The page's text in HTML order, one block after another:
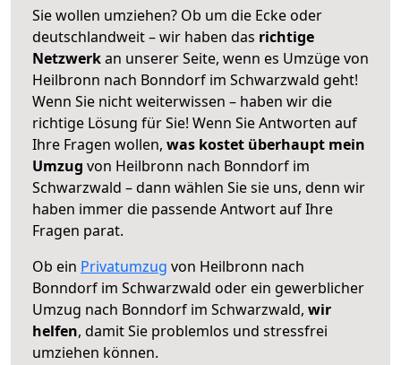
Sie wollen umziehen? Ob um die Ecke oder
deutschlandweit – wir haben das richtige
Netzwerkan unserer Seite, wenn es Umzüge von
Heilbronn nach Bonndorf im Schwarzwald geht!
Wenn Sie nicht weiterwissen – haben wir die
richtige Lösung für Sie! Wenn Sie Antworten auf
Ihre Fragen wollen, was kostet überhaupt mein
Umzug von Heilbronn nach Bonndorf im
Schwarzwald – dann wählen Sie sie uns, denn wir
haben immer die passende Antwort auf Ihre
Fragen parat.
Ob ein Privatumzug von Heilbronn nach
Bonndorf im Schwarzwald oder ein gewerblicher
Umzug nach Bonndorf im Schwarzwald, wir
helfen, damit Sie problemlos und stressfrei
umziehen können.